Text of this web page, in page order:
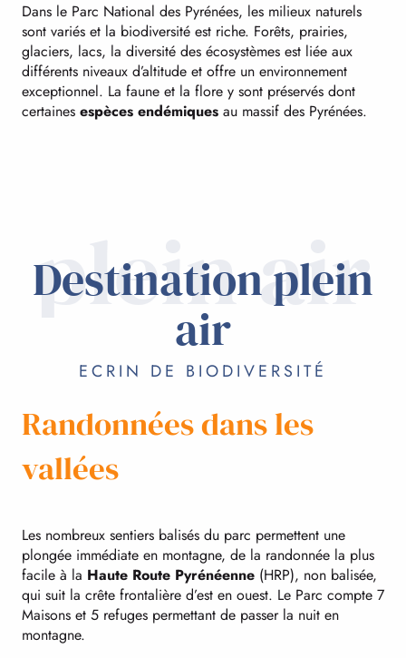
Dans le Parc National des Pyrénées, les milieux naturels
sont variés et la biodiversité est riche. Forêts, prairies,
glaciers, lacs, la diversité des écosystèmes est liée aux
différents niveaux d’altitude et offre un environnement
exceptionnel. La faune et la flore y sont préservés dont
certaines espèces endémiques au massif des Pyrénées.
plein air
Destination plein
air
ECRIN DE BIODIVERSITÉ
Randonnées dans les
vallées
Les nombreux sentiers balisés du parc permettent une
plongée immédiate en montagne, de la randonnée la plus
facile à la Haute Route Pyrénéenne (HRP), non balisée,
qui suit la crête frontalière d’est en ouest. Le Parc compte 7
Maisons et 5 refuges permettant de passer la nuit en
montagne.